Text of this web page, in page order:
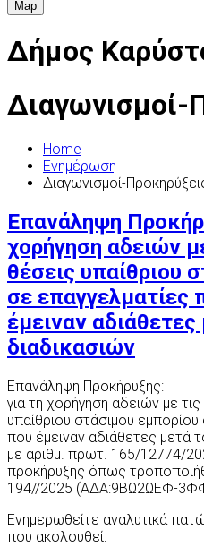
Map
Δήμος
Διαγωνισμοί-
Home
Ενημέρωση
Διαγωνισμοί-
Επανάληψη
χορήγηση αδειών
θέσεις υπαίθριου
σε επαγγελματίες
έμειναν
διαδικασιών
Επανάληψη Προκήρυξης:
για τη χορήγηση αδειών με
υπαίθριου στάσιμου
που έμειναν αδιάθετες μετά
με αριθμ. πρωτ. 165/12774/
προκήρυξης όπως
194//2025 (ΑΔΑ:9ΒΩ2ΩΕΦ-
Ενημερωθείτε αναλυτικά
που ακολουθεί: